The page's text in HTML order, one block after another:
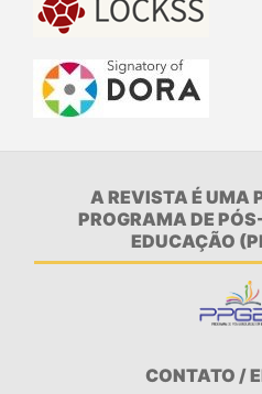
A REVISTA É UMA
PROGRAMA DE
EDUCAÇÃO
CONTATO /